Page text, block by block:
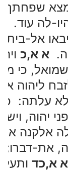
שפחתך
לה עוד.
ויבאו אל-
א א,כ
כי
ליהוה
עלתה:
יהוה,
אלקנה
את-
א א,כד